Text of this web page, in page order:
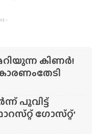
-
കിണർ!
പൂവിട്ട്
ഗോസ്‌റ്റ്’